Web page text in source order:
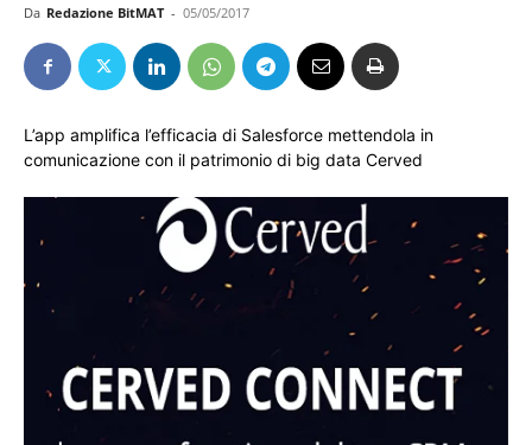
Da Redazione BitMAT - 05/05/2017
L’app amplifica l’efficacia di Salesforce mettendola in
comunicazione con il patrimonio di big data Cerved